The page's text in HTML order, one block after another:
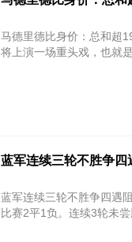
马德里德比身价：总和超19亿欧 扎球王力压
将上演一场重头戏，也就
蓝军连续三轮不胜争
蓝军连续三轮不胜争四遇阻 连战曼联热刺迎
比赛2平1负。连续3轮未尝